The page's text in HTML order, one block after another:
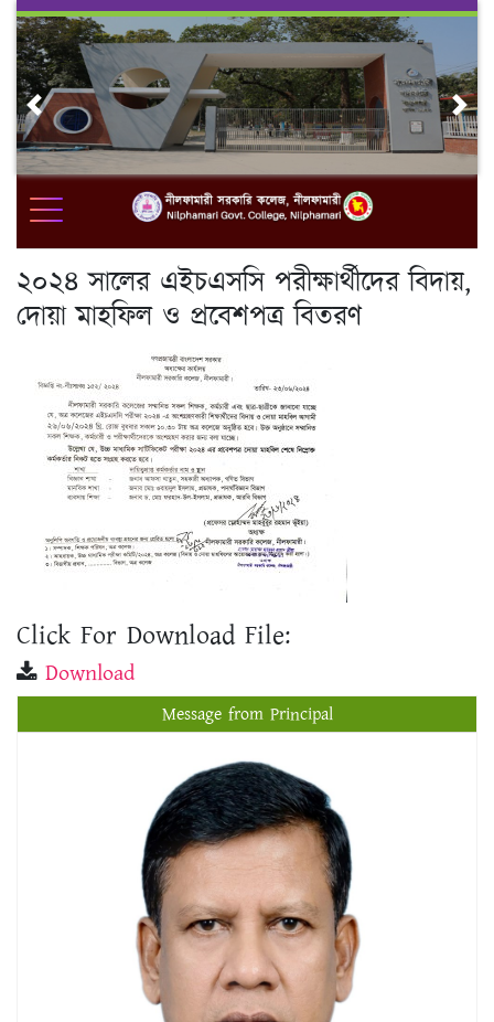
Skip
content
Previous
২০২৪ সালের এইচএসসি পরীক্ষার্থীদের বিদায়,
দোয়া মাহফিল ও প্রবেশপত্র বিতরণ
Click For Download File:
Download
Message from Principal